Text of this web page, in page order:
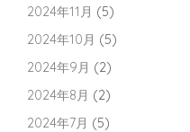
2024年11月 (5)
2024年10月 (5)
2024年9月 (2)
2024年8月 (2)
2024年7月 (5)